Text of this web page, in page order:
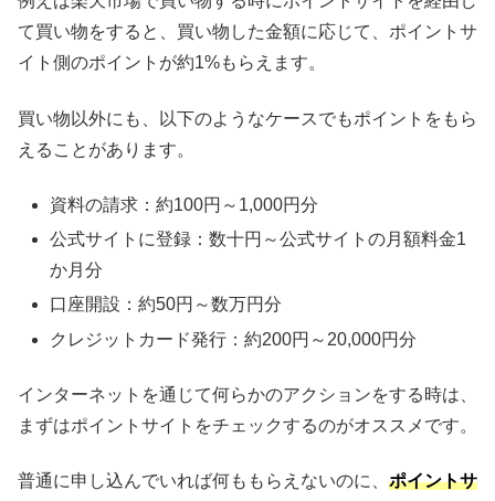
て買い物をすると、買い物した金額に応じて、ポイントサ
イト側のポイントが約1%もらえます。
買い物以外にも、以下のようなケースでもポイントをもら
えることがあります。
資料の請求：約100円～1,000円分
公式サイトに登録：数十円～公式サイトの月額料金1
か月分
口座開設：約50円～数万円分
クレジットカード発行：約200円～20,000円分
インターネットを通じて何らかのアクションをする時は、
まずはポイントサイトをチェックするのがオススメです。
普通に申し込んでいれば何ももらえないのに、 ポイントサ